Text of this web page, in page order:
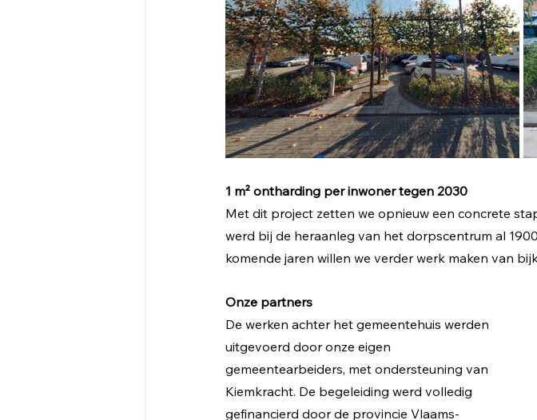
1 m² ontharding per inwoner tegen 2030
Met dit project zetten we opnieuw een concrete
werd bij de heraanleg van het dorpscentrum al
komende jaren willen we verder werk maken van
Onze partners
De werken achter het gemeentehuis werden
uitgevoerd door onze eigen
gemeentearbeiders, met ondersteuning van
Kiemkracht. De begeleiding werd volledig
gefinancierd door de provincie Vlaams-